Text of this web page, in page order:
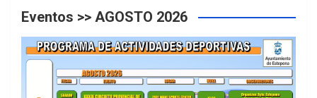
Eventos >> AGOSTO 2026